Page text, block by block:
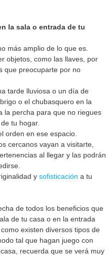
la sala o entrada de tu
más amplio de lo que es.
objetos, como las llaves, por
que preocuparte por no
tarde lluviosa o un día de
o el chubasquero en la
la percha para que no riegues
tu hogar.
orden en ese espacio.
cercanos vayan a visitarte,
al llegar y las podrán
y sofisticación a tu
de todos los beneficios que
de tu casa o en la entrada
existen diversos tipos de
tal que hagan juego con
recuerda que se verá muy